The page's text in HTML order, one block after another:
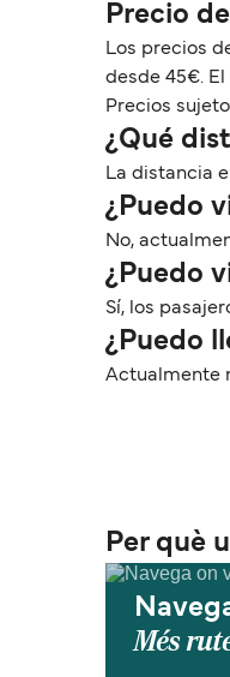
Precio
Los precios
desde 45€.
Precios
¿Qué
La distancia
¿Puedo
No,
¿Puedo
Sí, los
¿Puedo
Actualmente
Per què
Més